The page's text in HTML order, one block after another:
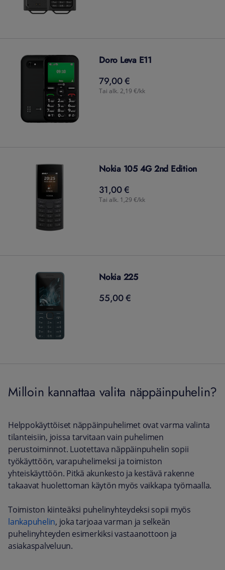
Doro Leva E11
79,00 €
79,00€
Tai alk. 2,19 €/kk
Nokia 105 4G 2nd Edition
31,00 €
31,00€
Tai alk. 1,29 €/kk
Nokia 225
55,00 €
55,00€
Milloin kannattaa valita näppäinpuhelin?
Helppokäyttöiset näppäinpuhelimet ovat varma valinta
tilanteisiin, joissa tarvitaan vain puhelimen
perustoiminnot. Luotettava näppäinpuhelin sopii
työkäyttöön, varapuhelimeksi ja toimiston
yhteiskäyttöön. Pitkä akunkesto ja kestävä rakenne
takaavat huolettoman käytön myös vaikkapa työmaalla.
Toimiston kiinteäksi puhelinyhteydeksi sopii myös
lankapuhelin, joka tarjoaa varman ja selkeän
puhelinyhteyden esimerkiksi vastaanottoon ja
asiakaspalveluun.